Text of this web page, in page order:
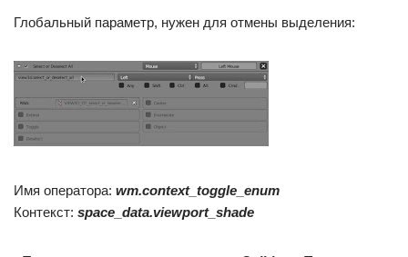
Глобальный параметр, нужен для отмены выделения:
Имя оператора: wm.context_toggle_enum
Контекст: space_data.viewport_shade